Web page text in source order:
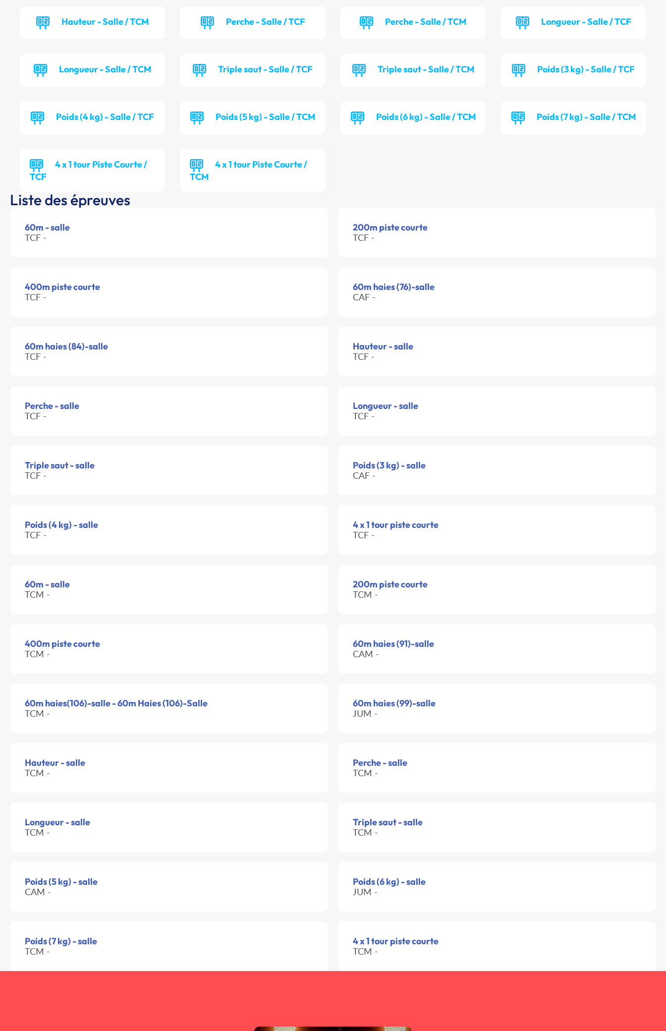
Hauteur - Salle / TCM Perche - Salle / TCF Perche - Salle / TCM Longueur - Salle / TCF
Longueur - Salle / TCM Triple saut - Salle / TCF Triple saut - Salle / TCM Poids (3 kg) - Salle / TCF
Poids (4 kg) - Salle / TCF Poids (5 kg) - Salle / TCM Poids (6 kg) - Salle / TCM Poids (7 kg) - Salle / TCM
4 x 1 tour Piste Courte /
TCF
4 x 1 tour Piste Courte /
TCM
Liste des épreuves
60m - salle
TCF -
200m piste courte
TCF -
400m piste courte
TCF -
60m haies (76)-salle
CAF -
60m haies (84)-salle
TCF -
Hauteur - salle
TCF -
Perche - salle
TCF -
Longueur - salle
TCF -
Triple saut - salle
TCF -
Poids (3 kg) - salle
CAF -
Poids (4 kg) - salle
TCF -
4 x 1 tour piste courte
TCF -
60m - salle
TCM -
200m piste courte
TCM -
400m piste courte
TCM -
60m haies (91)-salle
CAM -
60m haies(106)-salle - 60m Haies (106)-Salle
TCM -
60m haies (99)-salle
JUM -
Hauteur - salle
TCM -
Perche - salle
TCM -
Longueur - salle
TCM -
Triple saut - salle
TCM -
Poids (5 kg) - salle
CAM -
Poids (6 kg) - salle
JUM -
Poids (7 kg) - salle
TCM -
4 x 1 tour piste courte
TCM -